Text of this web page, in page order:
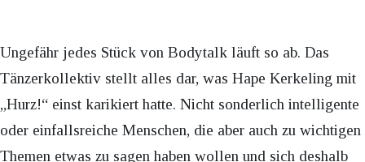
Ungefähr jedes Stück von Bodytalk läuft so ab. Das
Tänzerkollektiv stellt alles dar, was Hape Kerkeling mit
„Hurz!“ einst karikiert hatte. Nicht sonderlich intelligente
oder einfallsreiche Menschen, die aber auch zu wichtigen
Themen etwas zu sagen haben wollen und sich deshalb